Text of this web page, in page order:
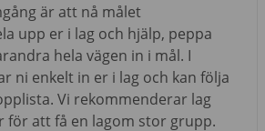
är att nå målet
upp er i lag och hjälp, peppa
hela vägen in i mål. I
ni enkelt in er i lag och kan följa
Vi rekommenderar lag
för att få en lagom stor grupp.